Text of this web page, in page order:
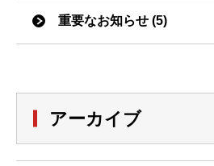
重要なお知らせ (5)
アーカイブ